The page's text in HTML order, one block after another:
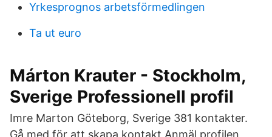
Yrkesprognos arbetsförmedlingen
Ta ut euro
Márton Krauter - Stockholm,
Sverige Professionell profil
Imre Marton Göteborg, Sverige 381 kontakter.
Gå med för att skapa kontakt Anmäl profilen